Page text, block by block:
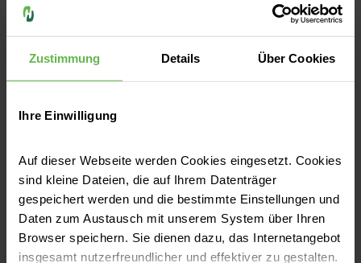
Zustimmung Details Über Cookies
Ihre Einwilligung
Auf dieser Webseite werden Cookies eingesetzt. Cookies
sind kleine Dateien, die auf Ihrem Datenträger
gespeichert werden und die bestimmte Einstellungen und
Daten zum Austausch mit unserem System über Ihren
Browser speichern. Sie dienen dazu, das Internetangebot
insgesamt nutzerfreundlicher und effektiver zu gestalten.
Dr.-Moeller-Straße 15
58332 Schwelm
Anfahrt auf Google Maps
Kontakt
E-Mail senden